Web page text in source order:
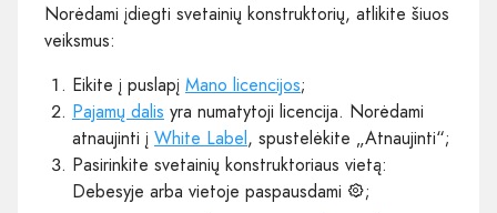
Norėdami įdiegti svetainių konstruktorių, atlikite šiuos
veiksmus:
Eikite į puslapį Mano licencijos;
Pajamų dalis yra numatytoji licencija. Norėdami
atnaujinti į White Label, spustelėkite „Atnaujinti“;
Pasirinkite svetainių konstruktoriaus vietą:
Debesyje arba vietoje paspausdami
;